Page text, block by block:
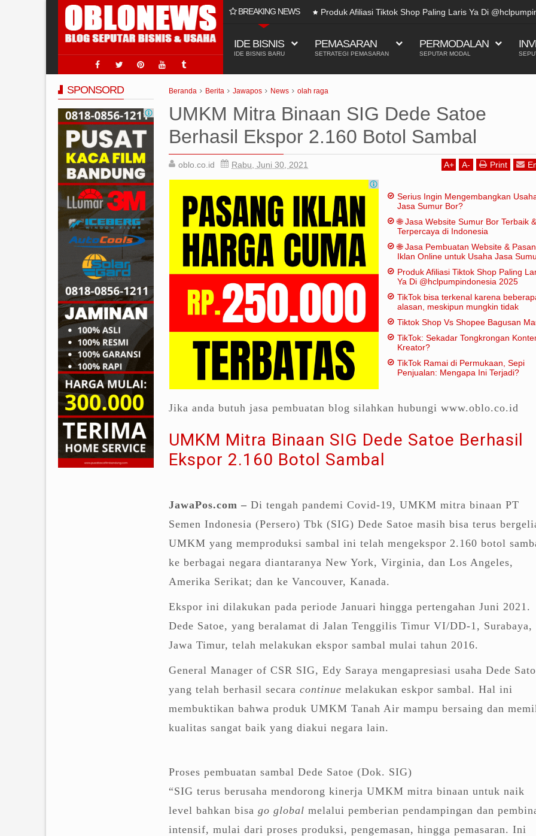
BREAKING NEWS
Iklan Online untuk Usaha Jasa Sumur Bor Produk Afiliasi Tiktok Shop Paling Laris Ya Di
IDE BISNIS
IDE BISNIS BARU
PEMASARAN
SETRATEGI PEMASARAN
PERMODALAN
SEPUTAR MODAL
Beranda Berita Jawapos News olah raga
UMKM Mitra Binaan SIG Dede Satoe
Berhasil Ekspor 2.160 Botol Sambal
oblo.co.id Rabu, Juni 30, 2021 A+ A- Print
Serius Ingin Mengembangkan
Jasa Sumur Bor?
🌐 Jasa Website Sumur Bor Terbaik &
Terpercaya di Indonesia
🌐 Jasa Pembuatan Website &
Iklan Online untuk Usaha Jasa
Produk Afiliasi Tiktok Shop Paling
Ya Di @hclpumpindonesia 2025
TikTok bisa terkenal karena
alasan, meskipun mungkin tidak
tradisional:
Tiktok Shop Vs Shopee Bagusan
TikTok: Sekadar Tongkrongan
Kreator?
TikTok Ramai di Permukaan, Sepi
Penjualan: Mengapa Ini Terjadi?
Jika anda butuh jasa pembuatan blog silahkan hubungi www.oblo.co.id
UMKM Mitra Binaan SIG Dede Satoe Berhasil
Ekspor 2.160 Botol Sambal
JawaPos.com – Di tengah pandemi Covid-19, UMKM mitra binaan PT
Semen Indonesia (Persero) Tbk (SIG) Dede Satoe masih bisa terus
UMKM yang memproduksi sambal ini telah mengekspor 2.160 botol
ke berbagai negara diantaranya New York, Virginia, dan Los Angeles,
Amerika Serikat; dan ke Vancouver, Kanada.
Ekspor ini dilakukan pada periode Januari hingga pertengahan Juni 2021.
Dede Satoe, yang beralamat di Jalan Tenggilis Timur VI/DD-1, Surabaya,
Jawa Timur, telah melakukan ekspor sambal mulai tahun 2016.
General Manager of CSR SIG, Edy Saraya mengapresiasi usaha Dede
yang telah berhasil secara continue melakukan eskpor sambal. Hal ini
membuktikan bahwa produk UMKM Tanah Air mampu bersaing dan
kualitas sangat baik yang diakui negara lain.
Proses pembuatan sambal Dede Satoe (Dok. SIG)
“SIG terus berusaha mendorong kinerja UMKM mitra binaan untuk naik
level bahkan bisa go global melalui pemberian pendampingan dan
intensif, mulai dari proses produksi, pengemasan, hingga pemasaran. Ini
SPONSORD